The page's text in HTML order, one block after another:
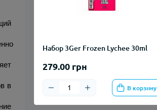
Набор 3Ger Frozen Lychee 30ml
279.00 грн
В корзину
в